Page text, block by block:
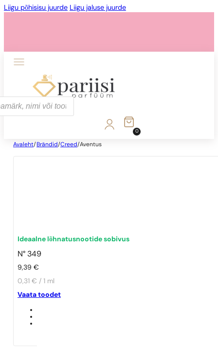
Liigu põhisisu juurde Liigu jaluse juurde
0
Avaleht/ Brändid/Creed/Aventus
Ideaalne lõhnatusnootide sobivus
N° 349
9,39€
0,31 € / 1 ml
Vaata toodet